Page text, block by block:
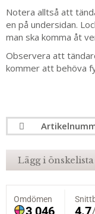
Notera alltså att
en på undersidan.
man ska komma åt
Observera att
kommer att behöva
Lägg i önskelista